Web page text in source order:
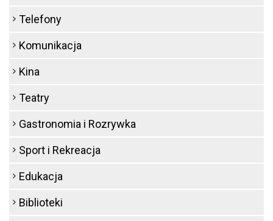
Telefony
Komunikacja
Kina
Teatry
Gastronomia i Rozrywka
Sport i Rekreacja
Edukacja
Biblioteki